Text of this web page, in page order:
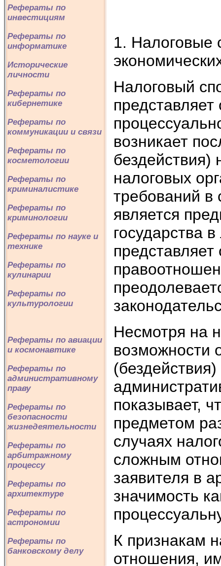
Рефераты по
инвестициям
Рефераты по
информатике
Исторические
личности
Рефераты по
кибернетике
Рефераты по
коммуникации и связи
Рефераты по
косметологии
Рефераты по
криминалистике
Рефераты по
криминологии
Рефераты по науке и
технике
Рефераты по
кулинарии
Рефераты по
культурологии
Рефераты по авиации
и космонавтике
Рефераты по
административному
праву
Рефераты по
безопасности
жизнедеятельности
Рефераты по
арбитражному
процессу
Рефераты по
архитектуре
Рефераты по
астрономии
Рефераты по
банковскому делу
1. Налоговые
Налоговый
возникает
бездействия)
налоговых
требований в
является
государства
Несмотря на
возможности
показывает,
предметом
случаях
сложным
заявителя в
значимость
К признакам
отношения,